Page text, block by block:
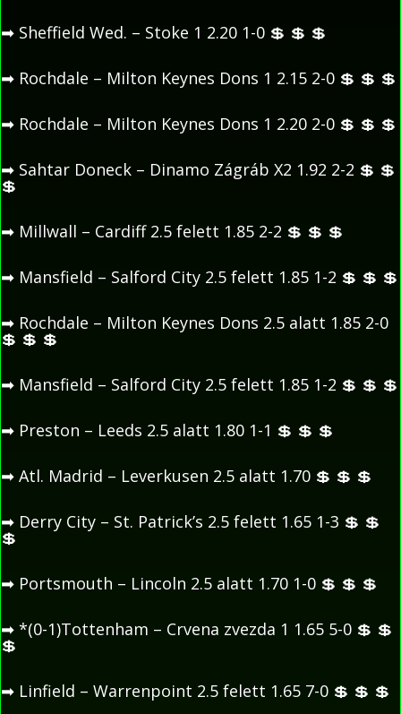
➡ Sheffield Wed. – Stoke 1 2.20 1-0 💲 💲 💲
➡ Rochdale – Milton Keynes Dons 1 2.15 2-0 💲 💲 💲
➡ Rochdale – Milton Keynes Dons 1 2.20 2-0 💲 💲 💲
➡ Sahtar Doneck – Dinamo Zágráb X2 1.92 2-2 💲 💲
💲
➡ Millwall – Cardiff 2.5 felett 1.85 2-2 💲 💲 💲
➡ Mansfield – Salford City 2.5 felett 1.85 1-2 💲 💲 💲
➡ Rochdale – Milton Keynes Dons 2.5 alatt 1.85 2-0
💲 💲 💲
➡ Mansfield – Salford City 2.5 felett 1.85 1-2 💲 💲 💲
➡ Preston – Leeds 2.5 alatt 1.80 1-1 💲 💲 💲
➡ Atl. Madrid – Leverkusen 2.5 alatt 1.70 💲 💲 💲
➡ Derry City – St. Patrick’s 2.5 felett 1.65 1-3 💲 💲
💲
➡ Portsmouth – Lincoln 2.5 alatt 1.70 1-0 💲 💲 💲
➡ *(0-1)Tottenham – Crvena zvezda 1 1.65 5-0 💲 💲
💲
➡ Linfield – Warrenpoint 2.5 felett 1.65 7-0 💲 💲 💲